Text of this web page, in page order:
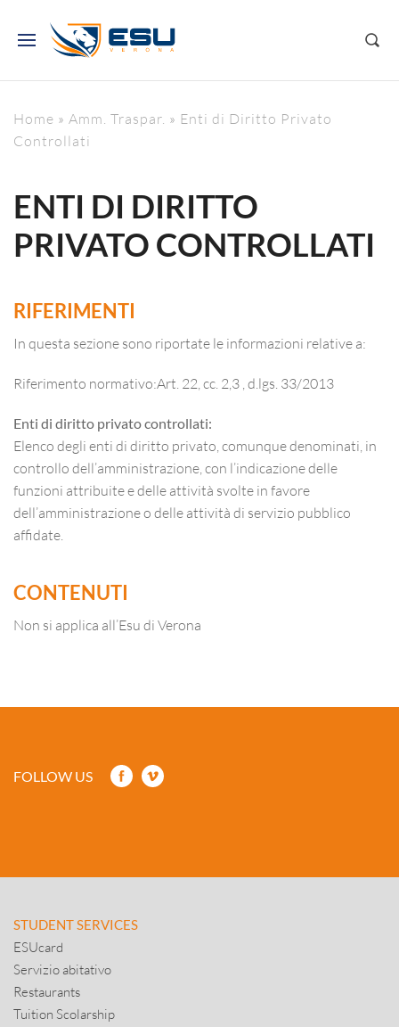
Home » Amm. Traspar. » Enti di Diritto Privato
Controllati
ENTI DI DIRITTO
PRIVATO CONTROLLATI
RIFERIMENTI
In questa sezione sono riportate le informazioni relative a:
Riferimento normativo:Art. 22, cc. 2,3 , d.lgs. 33/2013
Enti di diritto privato controllati:
Elenco degli enti di diritto privato, comunque denominati, in
controllo dell’amministrazione, con l’indicazione delle
funzioni attribuite e delle attività svolte in favore
dell’amministrazione o delle attività di servizio pubblico
affidate.
CONTENUTI
Non si applica all’Esu di Verona
FOLLOW US
STUDENT SERVICES
ESUcard
Servizio abitativo
Restaurants
Tuition Scolarship